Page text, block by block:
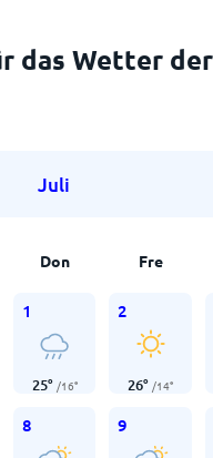
das Wetter
Juli
Don Fre
1
25° /16°
2
26° /14°
8 9